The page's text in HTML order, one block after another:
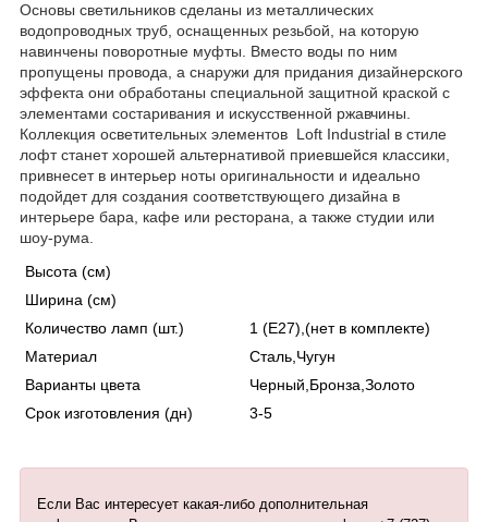
Основы светильников сделаны из металлических
водопроводных труб, оснащенных резьбой, на которую
навинчены поворотные муфты. Вместо воды по ним
пропущены провода, а снаружи для придания дизайнерского
эффекта они обработаны специальной защитной краской с
элементами состаривания и искусственной ржавчины.
Коллекция осветительных элементов Loft Industrial в стиле
лофт станет хорошей альтернативой приевшейся классики,
привнесет в интерьер ноты оригинальности и идеально
подойдет для создания соответствующего дизайна в
интерьере бара, кафе или ресторана, а также студии или
шоу-рума.
Высота (см)
Ширина (см)
Количество ламп (шт.)
1 (E27),(нет в комплекте)
Материал
Сталь,Чугун
Варианты цвета
Черный,Бронза,Золото
Срок изготовления (дн)
3-5
Если Вас интересует какая-либо дополнительная